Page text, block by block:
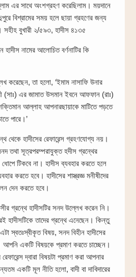
এর সাথে অংশগ্রহণ করেছিলাম। ময়দানে
বিশ্রামের সময় হলে ছায়া গ্রহণের জন্য
সহীহ বুখারী ২/৫৯৩, হাদীস ৪১৩৫
হাদীস নামের আলোচিত বর্ণনাটির কি
করেছেন, তা হলো, ‘ইমাম নাসাফি উনার
(সাঃ) এর জামাত উসমান ইবনে আফফান (রাঃ)
আল্লাহ আপনারছায়াকে মাটিতে পড়তে
পারে।’
থেকে হাদীসের রেফারেন্স গ্রহণযোগ্য নয়।
সনদ তথা সূত্রপরম্পরাযুক্ত হদীস গ্রন্থের
ধোপে টিকবে না। হাদীস ব্যবহার করতে হলে
করতে হবে। হাদীসের শাস্ত্রজ্ঞ মনীষীদের
দেন করতে হবে।
গ্রন্থে হাদীসটির সনদ উল্লেখ করেন নি।
তাদের গ্রন্থে এনেছেন। কিন্তু
স্বতঃস্বীকৃত বিষয়, সনদ বিহীন হাদীসের
একটি বিষয়কে প্রমাণ করতে চাচ্ছেন।
দ্বারা বিষয়টা প্রমাণ করা আপনার
একটি মূল নীতি হলো, বাদী বা দাবিদারের